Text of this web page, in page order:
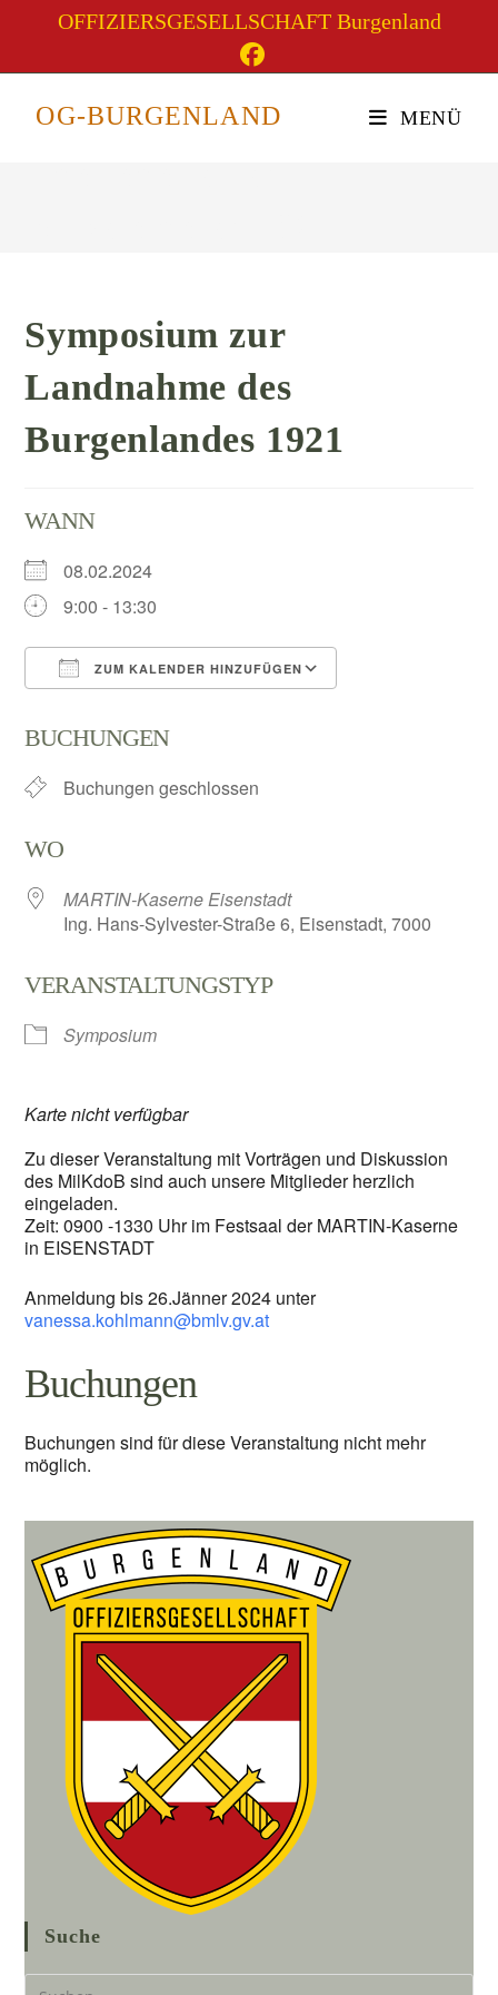
springen
OFFIZIERSGESELLSCHAFT Burgenland
OG-BURGENLAND MENÜ
Symposium zur
Symposium zur
Landnahme des
Burgenlandes 1921
WANN
08.02.2024
9:00 - 13:30
ZUM KALENDER HINZUFÜGEN
BUCHUNGEN
Buchungen geschlossen
WO
MARTIN-Kaserne Eisenstadt
Ing. Hans-Sylvester-Straße 6, Eisenstadt, 7000
VERANSTALTUNGSTYP
Symposium
Karte nicht verfügbar
Zu dieser Veranstaltung mit Vorträgen und Diskussion
des MilKdoB sind auch unsere Mitglieder herzlich
eingeladen.
Zeit: 0900 -1330 Uhr im Festsaal der MARTIN-Kaserne
in EISENSTADT
Anmeldung bis 26.Jänner 2024 unter
vanessa.kohlmann@bmlv.gv.at
Buchungen
Buchungen sind für diese Veranstaltung nicht mehr
möglich.
Suche